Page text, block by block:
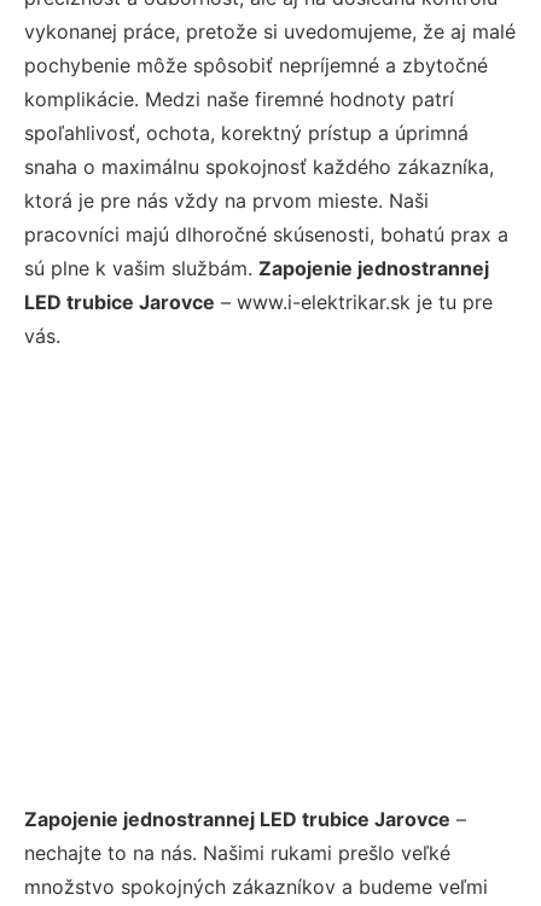
vykonanej práce, pretože si uvedomujeme, že aj malé
pochybenie môže spôsobiť nepríjemné a zbytočné
komplikácie. Medzi naše firemné hodnoty patrí
spoľahlivosť, ochota, korektný prístup a úprimná
snaha o maximálnu spokojnosť každého zákazníka,
ktorá je pre nás vždy na prvom mieste. Naši
pracovníci majú dlhoročné skúsenosti, bohatú prax a
sú plne k vašim službám. Zapojenie jednostrannej
LED trubice Jarovce – www.i-elektrikar.sk je tu pre
vás.
Zapojenie jednostrannej LED trubice Jarovce –
nechajte to na nás. Našimi rukami prešlo veľké
množstvo spokojných zákazníkov a budeme veľmi